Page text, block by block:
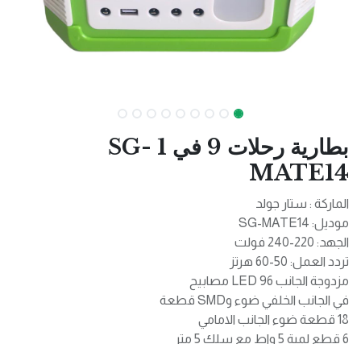
بطارية رحلات 9 في 1 SG-
MATE14
الماركة : ستار جولد
موديل: SG-MATE14
الجهد: 220-240 فولت
تردد العمل: 50-60 هرتز
مزدوجة الجانب 96 LED مصابيح
في الجانب الخلفي ضوء وSMD قطعة
18 قطعة ضوء الجانب الامامي
6 قطع لمبة 5 واط مع سلك 5 متر